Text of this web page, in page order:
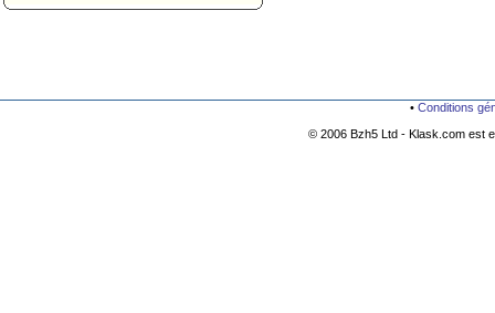
• Conditions
© 2006 Bzh5 Ltd - Klask.com est